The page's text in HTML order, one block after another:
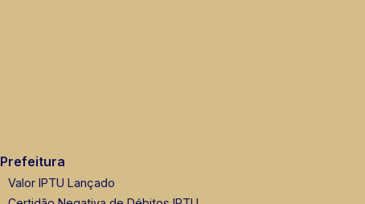
Prefeitura
Valor IPTU Lançado